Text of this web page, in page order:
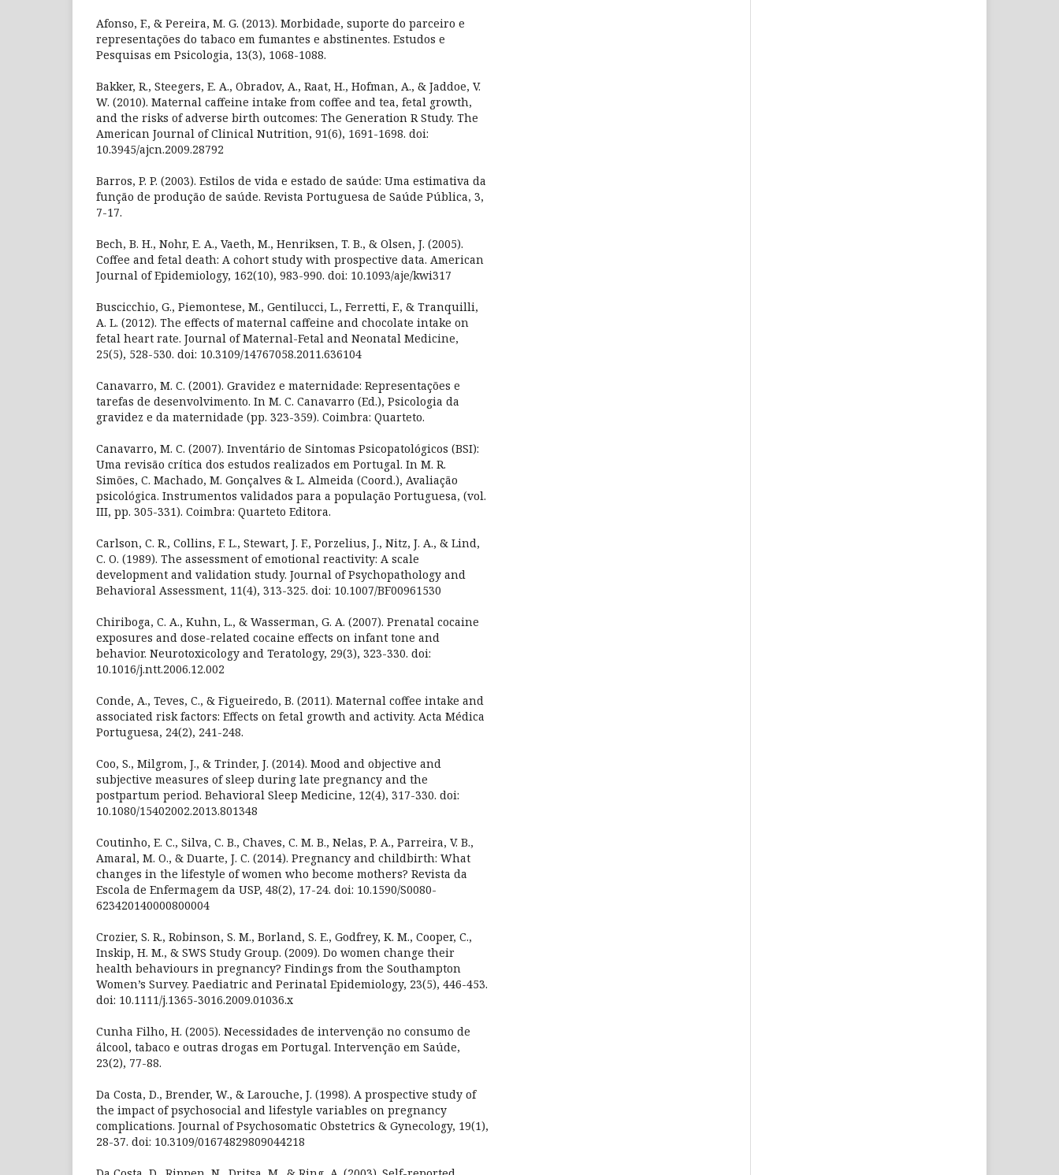
Afonso, F., & Pereira, M. G. (2013). Morbidade, suporte do parceiro e
representações do tabaco em fumantes e abstinentes. Estudos e
Pesquisas em Psicologia, 13(3), 1068-1088.
Bakker, R., Steegers, E. A., Obradov, A., Raat, H., Hofman, A., & Jaddoe, V.
W. (2010). Maternal caffeine intake from coffee and tea, fetal growth,
and the risks of adverse birth outcomes: The Generation R Study. The
American Journal of Clinical Nutrition, 91(6), 1691-1698. doi:
10.3945/ajcn.2009.28792
Barros, P. P. (2003). Estilos de vida e estado de saúde: Uma estimativa da
função de produção de saúde. Revista Portuguesa de Saúde Pública, 3,
7-17.
Bech, B. H., Nohr, E. A., Vaeth, M., Henriksen, T. B., & Olsen, J. (2005).
Coffee and fetal death: A cohort study with prospective data. American
Journal of Epidemiology, 162(10), 983-990. doi: 10.1093/aje/kwi317
Buscicchio, G., Piemontese, M., Gentilucci, L., Ferretti, F., & Tranquilli,
A. L. (2012). The effects of maternal caffeine and chocolate intake on
fetal heart rate. Journal of Maternal-Fetal and Neonatal Medicine,
25(5), 528-530. doi: 10.3109/14767058.2011.636104
Canavarro, M. C. (2001). Gravidez e maternidade: Representações e
tarefas de desenvolvimento. In M. C. Canavarro (Ed.), Psicologia da
gravidez e da maternidade (pp. 323-359). Coimbra: Quarteto.
Canavarro, M. C. (2007). Inventário de Sintomas Psicopatológicos (BSI):
Uma revisão crítica dos estudos realizados em Portugal. In M. R.
Simões, C. Machado, M. Gonçalves & L. Almeida (Coord.), Avaliação
psicológica. Instrumentos validados para a população Portuguesa, (vol.
III, pp. 305-331). Coimbra: Quarteto Editora.
Carlson, C. R., Collins, F. L., Stewart, J. F., Porzelius, J., Nitz, J. A., & Lind,
C. O. (1989). The assessment of emotional reactivity: A scale
development and validation study. Journal of Psychopathology and
Behavioral Assessment, 11(4), 313-325. doi: 10.1007/BF00961530
Chiriboga, C. A., Kuhn, L., & Wasserman, G. A. (2007). Prenatal cocaine
exposures and dose-related cocaine effects on infant tone and
behavior. Neurotoxicology and Teratology, 29(3), 323-330. doi:
10.1016/j.ntt.2006.12.002
Conde, A., Teves, C., & Figueiredo, B. (2011). Maternal coffee intake and
associated risk factors: Effects on fetal growth and activity. Acta Médica
Portuguesa, 24(2), 241-248.
Coo, S., Milgrom, J., & Trinder, J. (2014). Mood and objective and
subjective measures of sleep during late pregnancy and the
postpartum period. Behavioral Sleep Medicine, 12(4), 317-330. doi:
10.1080/15402002.2013.801348
Coutinho, E. C., Silva, C. B., Chaves, C. M. B., Nelas, P. A., Parreira, V. B.,
Amaral, M. O., & Duarte, J. C. (2014). Pregnancy and childbirth: What
changes in the lifestyle of women who become mothers? Revista da
Escola de Enfermagem da USP, 48(2), 17-24. doi: 10.1590/S0080-
623420140000800004
Crozier, S. R., Robinson, S. M., Borland, S. E., Godfrey, K. M., Cooper, C.,
Inskip, H. M., & SWS Study Group. (2009). Do women change their
health behaviours in pregnancy? Findings from the Southampton
Women’s Survey. Paediatric and Perinatal Epidemiology, 23(5), 446-453.
doi: 10.1111/j.1365-3016.2009.01036.x
Cunha Filho, H. (2005). Necessidades de intervenção no consumo de
álcool, tabaco e outras drogas em Portugal. Intervenção em Saúde,
23(2), 77-88.
Da Costa, D., Brender, W., & Larouche, J. (1998). A prospective study of
the impact of psychosocial and lifestyle variables on pregnancy
complications. Journal of Psychosomatic Obstetrics & Gynecology, 19(1),
28-37. doi: 10.3109/01674829809044218